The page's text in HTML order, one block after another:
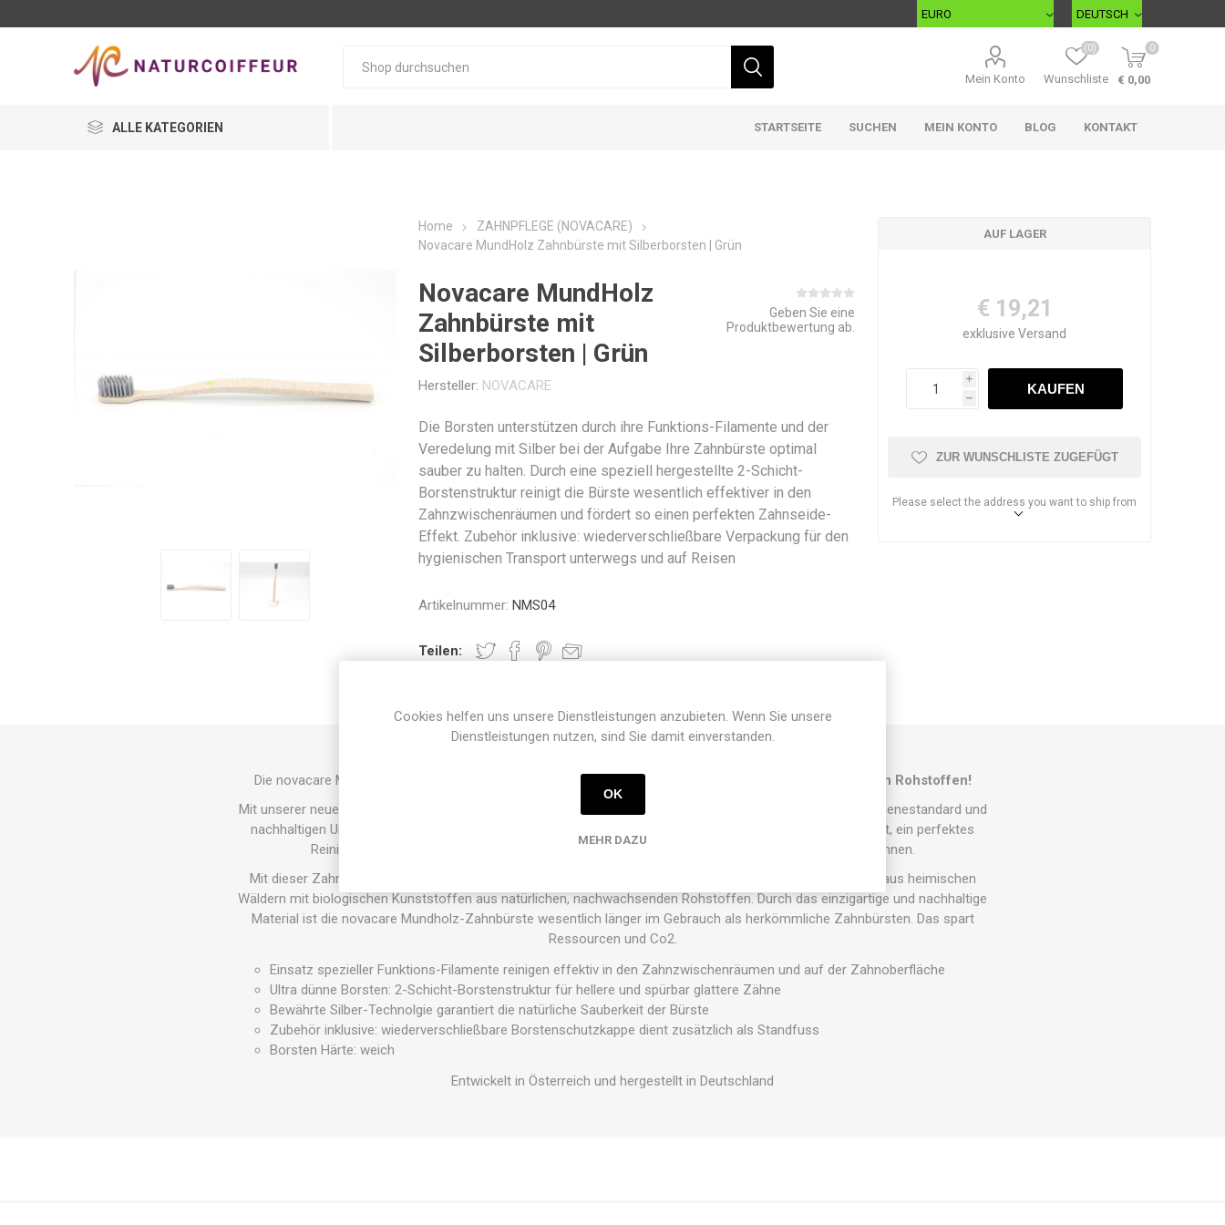
Mein Konto Wunschliste
(0) 0
€ 0,00
ALLE KATEGORIEN STARTSEITE SUCHEN MEIN KONTO BLOG KONTAKT
Home
ZAHNPFLEGE (NOVACARE)
Novacare MundHolz Zahnbürste mit Silberborsten | Grün
Novacare MundHolz
Zahnbürste mit
Silberborsten | Grün
Hersteller: NOVACARE
Geben Sie eine
Produktbewertung ab.
Die Borsten unterstützen durch ihre Funktions-Filamente und der
Veredelung mit Silber bei der Aufgabe Ihre Zahnbürste optimal
sauber zu halten. Durch eine speziell hergestellte 2-Schicht-
Borstenstruktur reinigt die Bürste wesentlich effektiver in den
Zahnzwischenräumen und fördert so einen perfekten Zahnseide-
Effekt. Zubehör inklusive: wiederverschließbare Verpackung für den
hygienischen Transport unterwegs und auf Reisen
Artikelnummer: NMS04
Teilen:
AUF LAGER
€ 19,21
exklusiveVersand
i
h
ZUR WUNSCHLISTE ZUGEFÜGT
Please select the address you want to ship from
Die novacare Mundholz-Zahnbürste besteht aus besteht aus 30% Recyclinganteil
97% pflanzlichen Rohstoffen!
Mit unserer neuen innovativen Zahnbürste ist es gelungen, das Beste perfekt zu vereinen: Den novacare Hygienestandard und
nachhaltigen Umweltschutz. Die bewährte novacare Borsten-Technologie garantiert hygienische Sauberkeit, ein perfektes
Reinigungsergebnis über einen langen Zeitraum und optimale Schonung von Zahnfleisch und Zähnen.
Mit dieser Zahnbürste leisten Sie auch einen wichtigen Umweltbeitrag: Der Griff kombiniert Verschnittholz aus heimischen
Wäldern mit biologischen Kunststoffen aus natürlichen, nachwachsenden Rohstoffen. Durch das einzigartige und nachhaltige
Material ist die novacare Mundholz-Zahnbürste wesentlich länger im Gebrauch als herkömmliche Zahnbürsten. Das spart
Ressourcen und Co2.
Einsatz spezieller Funktions-Filamente reinigen effektiv in den Zahnzwischenräumen und auf der Zahnoberfläche
Ultra dünne Borsten: 2-Schicht-Borstenstruktur für hellere und spürbar glattere Zähne
Bewährte Silber-Technolgie garantiert die natürliche Sauberkeit der Bürste
Zubehör inklusive: wiederverschließbare Borstenschutzkappe dient zusätzlich als Standfuss
Borsten Härte: weich
Entwickelt in Österreich und hergestellt in Deutschland
Cookies helfen uns unsere Dienstleistungen anzubieten. Wenn Sie unsere
Dienstleistungen nutzen, sind Sie damit einverstanden.
OK
MEHR DAZU